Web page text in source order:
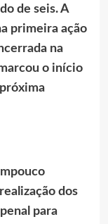
de seis. A
primeira ação
na
o início
dos
para